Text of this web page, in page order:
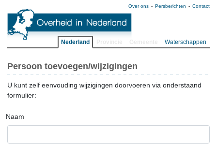
Over ons Persberichten Contact
Nederland Waterschappen
Persoon toevoegen/wijzigingen
U kunt zelf eenvouding wijzigingen doorvoeren via onderstaand
formulier:
Naam